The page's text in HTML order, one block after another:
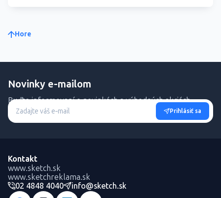
Hore
Novinky e-mailom
Buďte informovaní o novinkách a výhodných akciách.
Prihlásiť sa
Kontakt
www.sketch.sk
www.sketchreklama.sk
02 4848 4040
info@sketch.sk